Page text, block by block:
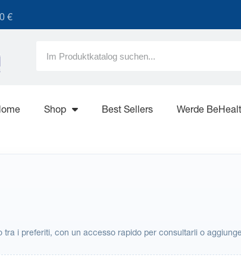
€
Shop Best Sellers Werde
tra i preferiti, con un accesso rapido per consultarli o